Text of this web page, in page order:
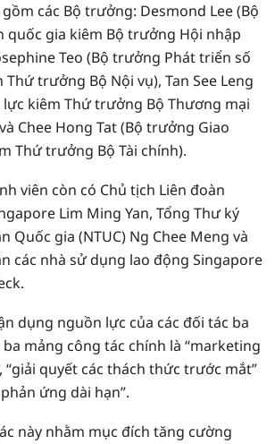
các Bộ trưởng: Desmond Lee (Bộ
gia kiêm Bộ trưởng Hội nhập
Teo (Bộ trưởng Phát triển số
trưởng Bộ Nội vụ), Tan See Leng
kiêm Thứ trưởng Bộ Thương mại
Chee Hong Tat (Bộ trưởng Giao
Thứ trưởng Bộ Tài chính).
viên còn có Chủ tịch Liên đoàn
Lim Ming Yan, Tổng Thư ký
Quốc gia (NTUC) Ng Chee Meng và
các nhà sử dụng lao động Singapore
dụng nguồn lực của các đối tác ba
mảng công tác chính là “marketing
“giải quyết các thách thức trước mắt”
ứng dài hạn”.
này nhằm mục đích tăng cường